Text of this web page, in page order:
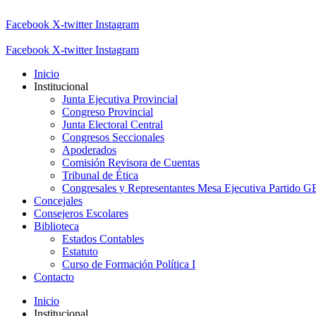
Facebook X-twitter Instagram
Facebook X-twitter Instagram
Inicio
Institucional
Junta Ejecutiva Provincial
Congreso Provincial
Junta Electoral Central
Congresos Seccionales
Apoderados
Comisión Revisora de Cuentas
Tribunal de Ética
Congresales y Representantes Mesa Ejecutiva Partido
Concejales
Consejeros Escolares
Biblioteca
Estados Contables
Estatuto
Curso de Formación Política I
Contacto
Inicio
Institucional